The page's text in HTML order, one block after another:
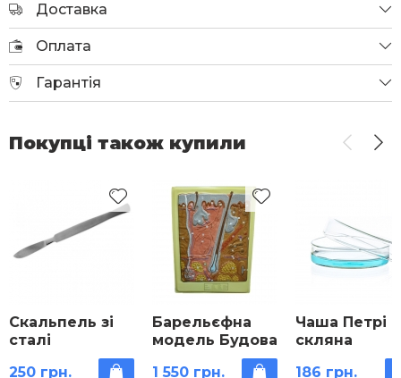
Доставка
Оплата
Гарантія
Покупці також купили
Скальпель зі
сталі
250 грн.
Барельєфна
модель Будова
шкіри людини
1 550 грн.
Чаша Петрі
скляна
186 грн.